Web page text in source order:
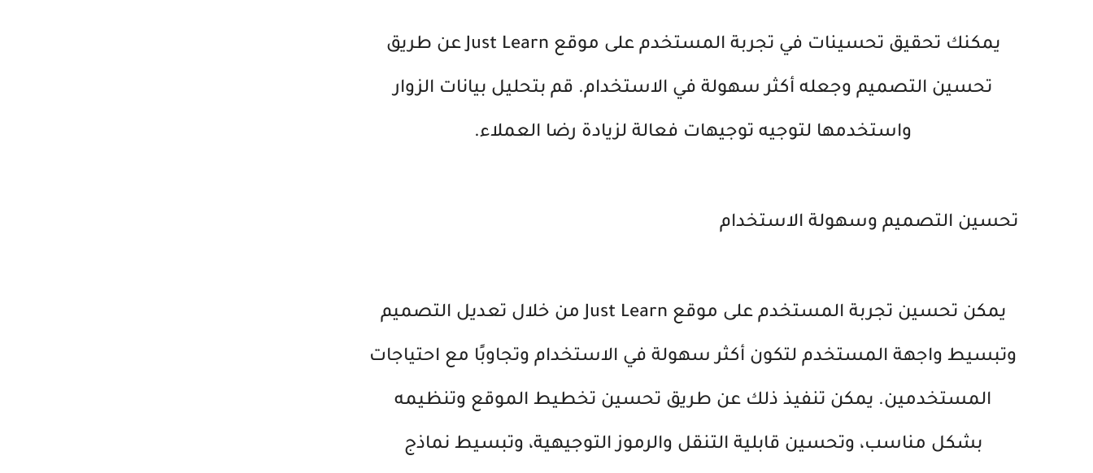
يمكنك تحقيق تحسينات في تجربة المستخدم على موقع Just Learn عن طريق
تحسين التصميم وجعله أكثر سهولة في الاستخدام. قم بتحليل بيانات الزوار
واستخدمها لتوجيه توجيهات فعالة لزيادة رضا العملاء.
تحسين التصميم وسهولة الاستخدام
يمكن تحسين تجربة المستخدم على موقع Just Learn من خلال تعديل التصميم
وتبسيط واجهة المستخدم لتكون أكثر سهولة في الاستخدام وتجاوبًا مع احتياجات
المستخدمين. يمكن تنفيذ ذلك عن طريق تحسين تخطيط الموقع وتنظيمه
بشكل مناسب، وتحسين قابلية التنقل والرموز التوجيهية، وتبسيط نماذج